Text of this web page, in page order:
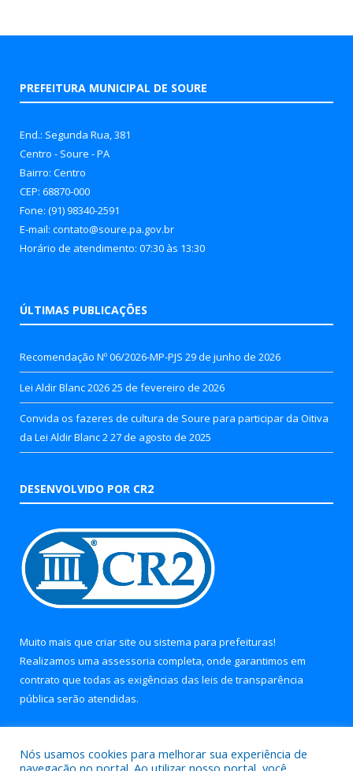
PREFEITURA MUNICIPAL DE SOURE
End.: Segunda Rua, 381
Centro - Soure - PA
Bairro: Centro
CEP: 68870-000
Fone: (91) 98340-2591
E-mail: contato@soure.pa.gov.br
Horário de atendimento: 07:30 às 13:30
ÚLTIMAS PUBLICAÇÕES
Recomendação Nº 06/2026-MP-PJS 29 de junho de 2026
Lei Aldir Blanc 202625 de fevereiro de 2026
Convida os fazeres de cultura de Soure para participar da Oitiva
da Lei Aldir Blanc 227 de agosto de 2025
DESENVOLVIDO POR CR2
Muito mais que criar site ou sistema para prefeituras!
Realizamos uma assessoria completa, onde garantimos em
contrato que todas as exigências das leis de transparência
pública serão atendidas.
Nós usamos cookies para melhorar sua experiência de
navegação no portal. Ao utilizar nosso portal, você